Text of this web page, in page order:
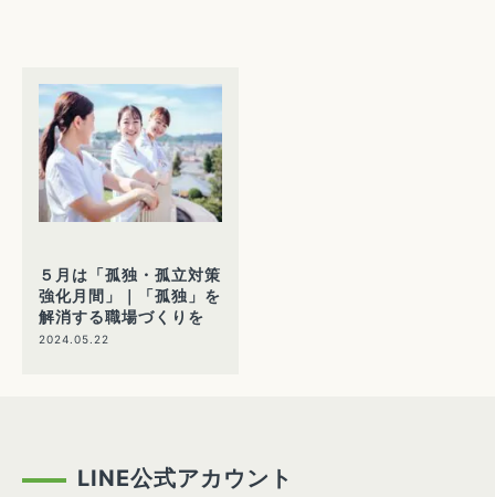
５月は「孤独・孤立対策
強化月間」｜「孤独」を
解消する職場づくりを
2024.05.22
LINE公式アカウント